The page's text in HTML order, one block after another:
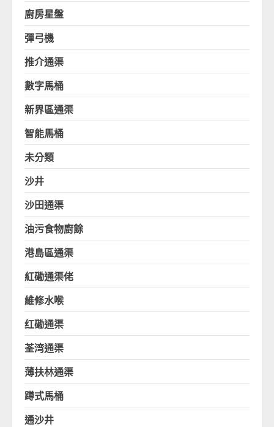
廚房星盤
彈弓機
推介通渠
數字馬桶
新界區通渠
智能馬桶
未分類
沙井
沙田通渠
油污食物廚餘
港島區通渠
紅磡通渠佬
維修水喉
红磡通渠
荃湾通渠
薄扶林通渠
蹲式馬桶
通沙井